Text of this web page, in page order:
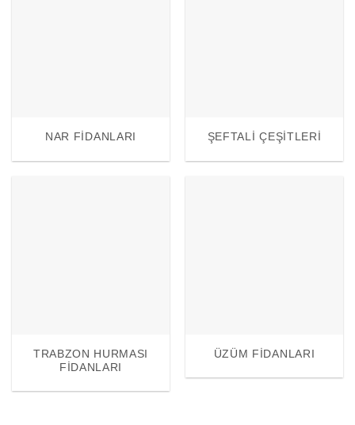
NAR FIDANLARI ŞEFTALI ÇEŞITLERI
TRABZON HURMASI
FIDANLARI
ÜZÜM FIDANLARI